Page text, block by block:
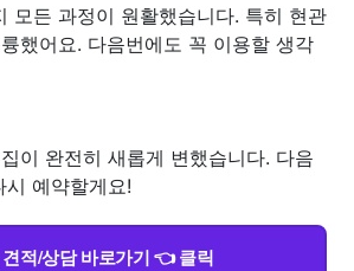
모든 과정이 원활했습니다. 특히 현관
했어요. 다음번에도 꼭 이용할 생각
이 완전히 새롭게 변했습니다. 다음
예약할게요!
적/상담 바로가기 👈 클릭